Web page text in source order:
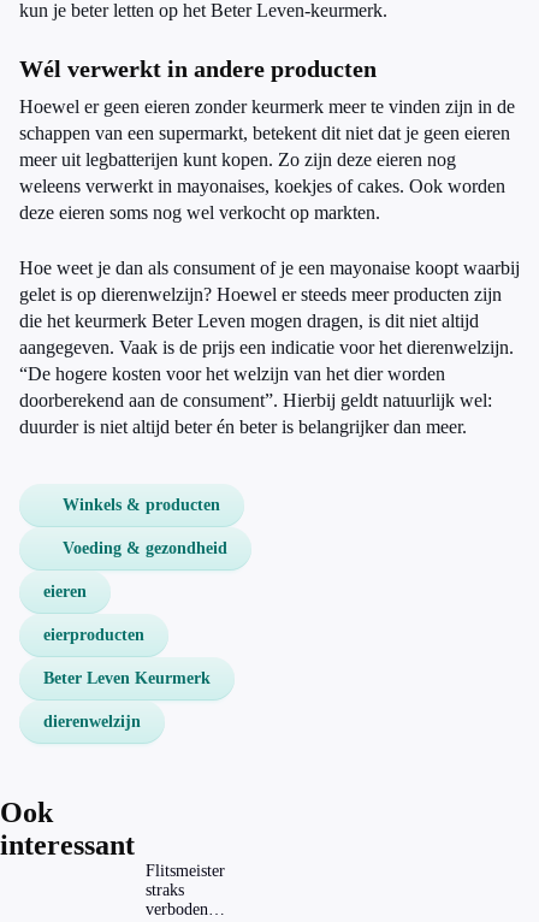
kun je beter letten op het Beter Leven-keurmerk.
Wél verwerkt in andere producten
Hoewel er geen eieren zonder keurmerk meer te vinden zijn in de
schappen van een supermarkt, betekent dit niet dat je geen eieren
meer uit legbatterijen kunt kopen. Zo zijn deze eieren nog
weleens verwerkt in mayonaises, koekjes of cakes. Ook worden
deze eieren soms nog wel verkocht op markten.
Hoe weet je dan als consument of je een mayonaise koopt waarbij
gelet is op dierenwelzijn? Hoewel er steeds meer producten zijn
die het keurmerk Beter Leven mogen dragen, is dit niet altijd
aangegeven. Vaak is de prijs een indicatie voor het dierenwelzijn.
“De hogere kosten voor het welzijn van het dier worden
doorberekend aan de consument”. Hierbij geldt natuurlijk wel:
duurder is niet altijd beter én beter is belangrijker dan meer.
Winkels & producten
Voeding & gezondheid
eieren
eierproducten
Beter Leven Keurmerk
dierenwelzijn
Ook
interessant
Flitsmeister
straks
verboden?